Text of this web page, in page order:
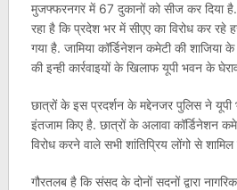
मुजफ्फरनगर में 67 दुकानों को सीज कर दिया है.
रहा है कि प्रदेश भर में सीएए का विरोध कर रहे
गया है. जामिया कॉर्डिनेशन कमेटी की शाजिया
की इन्ही कार्रवाइयों के खिलाफ यूपी भवन के
छात्रों के इस प्रदर्शन के मद्देनजर पुलिस ने
इंतजाम किए है. छात्रों के अलावा कॉर्डिनेशन
विरोध करने वाले सभी शांतिप्रिय लोंगो से
गौरतलब है कि संसद के दोनों सदनों द्वारा